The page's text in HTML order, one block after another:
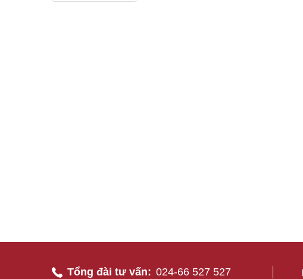
Tổng đài tư vấn: 024-66 527 527